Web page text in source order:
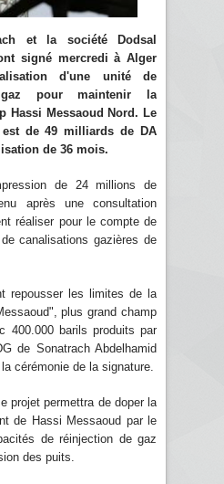
et la société Dodsal
signé mercredi à Alger
d'une unité de
pour maintenir la
Hassi Messaoud Nord. Le
de 49 milliards de DA
de 36 mois.
de 24 millions de
après une consultation
réaliser pour le compte de
canalisations gazières de
repousser les limites de la
plus grand champ
400.000 barils produits par
de Sonatrach Abdelhamid
cérémonie de la signature.
projet permettra de doper la
de Hassi Messaoud par le
de réinjection de gaz
des puits.